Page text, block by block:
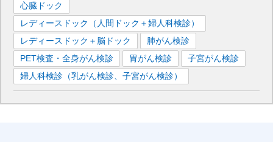
心臓ドック
レディースドック（人間ドック＋婦人科検診）
レディースドック＋脳ドック
肺がん検診
PET検査・全身がん検診
胃がん検診
子宮がん検診
婦人科検診（乳がん検診、子宮がん検診）